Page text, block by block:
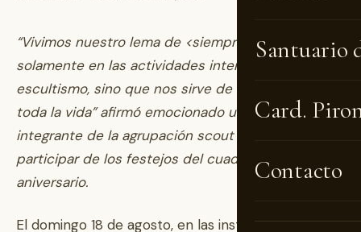
Santuario
Card.
Contacto
“Vivimos nuestro lema de <siempre listos> no
solamente en las actividades internas del
escultismo, sino que nos sirve de consigna para
toda la vida” afirmó emocionado un antiguo
integrante de la agrupación scout nuevejuliense, al
participar de los festejos del cuadragésimo
aniversario.
El domingo 18 de agosto, en las instalaciones de